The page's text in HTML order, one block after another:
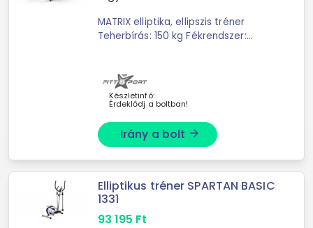
MATRIX elliptika, ellipszis tréner
Teherbírás: 150 kg Fékrendszer:
Garancia: 36 ...
Készletinfó:
Érdeklődj a boltban!
Irány a bolt arrow_forward
Elliptikus tréner SPARTAN BASIC
1331
93 195 Ft